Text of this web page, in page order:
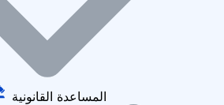
المساعدة القانونية